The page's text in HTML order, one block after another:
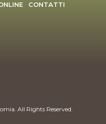
CONTATTI
All Rights Reserved.